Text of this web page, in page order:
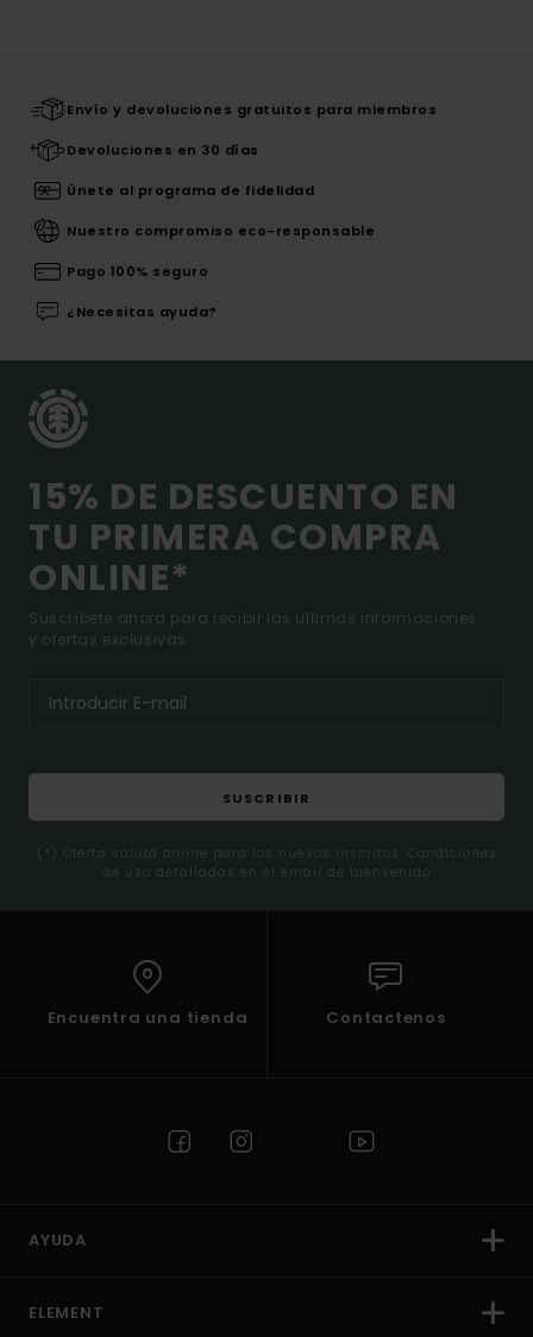
Envío y devoluciones gratuitos para miembros
Devoluciones en 30 días
Únete al programa de fidelidad
Nuestro compromiso eco-responsable
Pago 100% seguro
¿Necesitas ayuda?
15% DE DESCUENTO EN
TU PRIMERA COMPRA
ONLINE*
Suscríbete ahora para recibir las ultimas informaciones
y ofertas exclusivas.
SUSCRIBIR
(*) Oferta valida online para los nuevos inscritos. Condiciones
de uso detalladas en el email de bienvenida
Encuentra una tienda Contactenos
AYUDA
ELEMENT